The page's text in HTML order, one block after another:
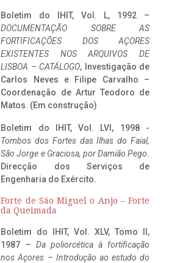
Boletim do IHIT, Vol. L, 1992 –
DOCUMENTAÇÃO SOBRE AS
FORTIFICAÇÕES DOS AÇORES
EXISTENTES NOS ARQUIVOS DE
LISBOA – CATÁLOGO, Investigação de
Carlos Neves e Filipe Carvalho –
Coordenação de Artur Teodoro de
Matos. (Em construção)
Boletim do IHIT, Vol. LVI, 1998 -
Tombos dos Fortes das Ilhas do Faial,
São Jorge e Graciosa, por Damião Pego.
Direcção dos Serviços de
Engenharia do Exército.
Forte de São Miguel o Anjo – Forte
da Queimada
Boletim do IHIT, Vol. XLV, Tomo II,
1987 – Da poliorcética à fortificação
nos Açores – Introdução ao estudo do